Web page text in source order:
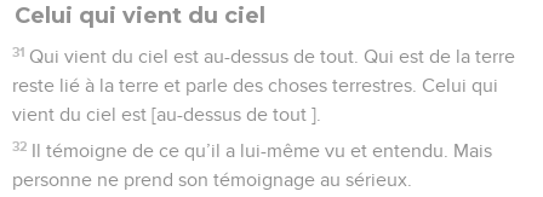
Celui qui vient du ciel
31 Qui vient du ciel est au-dessus de tout. Qui est de la terre
reste lié à la terre et parle des choses terrestres. Celui qui
vient du ciel est [au-dessus de tout ].
32 Il témoigne de ce qu’il a lui-même vu et entendu. Mais
personne ne prend son témoignage au sérieux.